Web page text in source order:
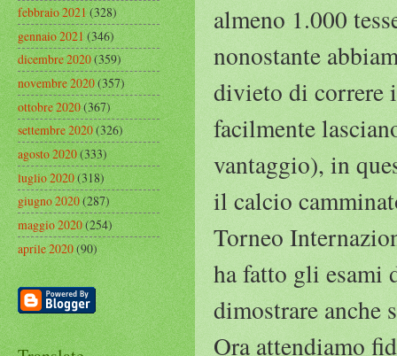
almeno 1.000
nonostante
divieto di correre
facilmente
vantaggio), in
il calcio
Torneo
ha fatto gli esami
dimostrare anche
Ora attendiamo
febbraio 2021(328)
gennaio 2021(346)
dicembre 2020(359)
novembre 2020(357)
ottobre 2020(367)
settembre 2020(326)
agosto 2020(333)
luglio 2020(318)
giugno 2020(287)
maggio 2020(254)
aprile 2020(90)